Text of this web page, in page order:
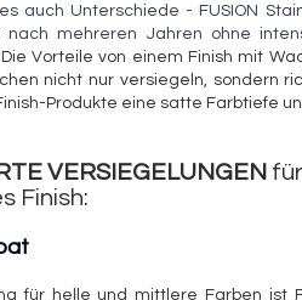
auch Unterschiede - FUSION
nach mehreren Jahren ohne
Die Vorteile von einem Finish mit
nicht nur versiegeln, sondern
Produkte eine satte Farbtiefe
VERSIEGELUNGEN
Finish:
für helle und mittlere Farben ist